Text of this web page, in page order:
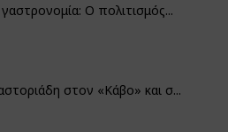
Ο πολιτισμός...
στον «Κάβο» και σ...